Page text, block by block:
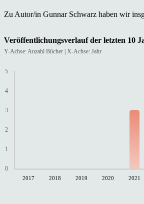
Zu Autor/in Gunnar Schwarz haben wir
Veröffentlichungsverlauf der letzten 10
Y-Achse: Anzahl Bücher | X-Achse: Jahr
0
1
2
3
4
5
2017 2018 2019 2020 2021